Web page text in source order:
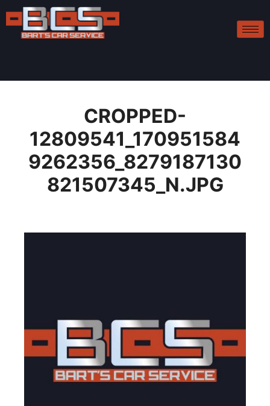
CROPPED-
12809541_170951584
9262356_8279187130
821507345_N.JPG